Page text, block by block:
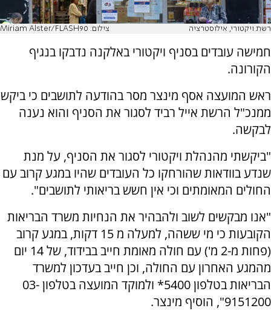
רשת ויקטורי, אילוסטרציה צילום: Miriam Alster/FLASH90
חמישה עובדים בסניף ויקטורי באלקנה נדבקו בנגיף
הקורונה.
ראש המועצה אסף מינצר מסר בהודעה לתושבים כי ביקש
ממנכ"ל הרשת אייל רביד לסגור את הסניף והוא נענה
לבקשה.
"ביקשתי מהנהלת ויקטורי לסגור את הסניף, על מנת
שנדע בוודאות שהורחקו כל העובדים שהיו במגע קרוב עם
החולים המאומתים וכי אין חשש בריאותי לתושבים".
"אנו מבקשים לשוב ולהבהיר את הנחיות משרד הבריאות
הקובעות כי מי ששהה, למעלה מ 15 דקות, במגע קרוב
(פחות מ-2 מ') עם חולה מאומת חייב בבידוד, של 14 יום
מהמגע האחרון עם החולה, וכן חייב בעדכון למשרד
הבריאות בטלפון 5400* ולמוקד המועצה בטלפון 03-
9151200", הוסיף מינצר.